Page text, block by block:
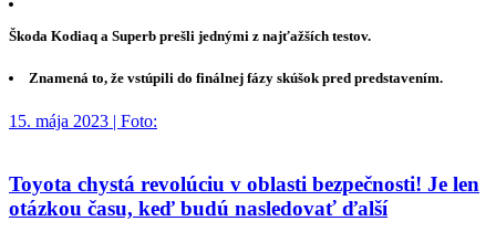
Škoda Kodiaq a Superb prešli jednými z najťažších testov.
Znamená to, že vstúpili do finálnej fázy skúšok pred predstavením.
15. mája 2023 | Foto:
Toyota chystá revolúciu v oblasti bezpečnosti! Je len
otázkou času, keď budú nasledovať ďalší